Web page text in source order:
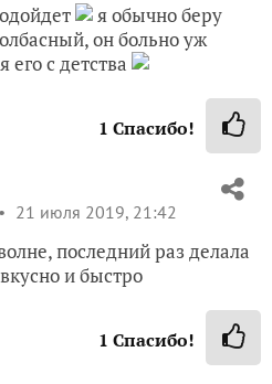
я обычно беру
он больно уж
с детства
1 Спасибо!
21 июля 2019, 21:42
последний раз делала
и быстро
1 Спасибо!